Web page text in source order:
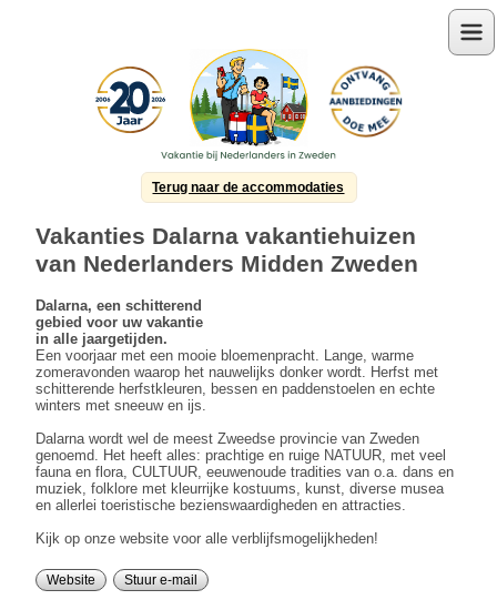
Menu
Terug naar de accommodaties
Vakanties Dalarna vakantiehuizen
van Nederlanders Midden Zweden
Dalarna, een schitterend
gebied voor uw vakantie
in alle jaargetijden.
Een voorjaar met een mooie bloemenpracht. Lange, warme
zomeravonden waarop het nauwelijks donker wordt. Herfst met
schitterende herfstkleuren, bessen en paddenstoelen en echte
winters met sneeuw en ijs.
Dalarna wordt wel de meest Zweedse provincie van Zweden
genoemd. Het heeft alles: prachtige en ruige NATUUR, met veel
fauna en flora, CULTUUR, eeuwenoude tradities van o.a. dans en
muziek, folklore met kleurrijke kostuums, kunst, diverse musea
en allerlei toeristische bezienswaardigheden en attracties.
Kijk op onze website voor alle verblijfsmogelijkheden!
Website Stuur e-mail